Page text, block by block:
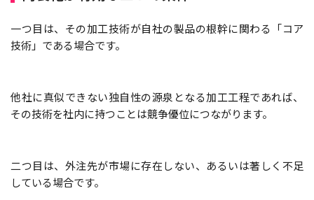
一つ目は、その加工技術が自社の製品の根幹に関わる「コア
技術」である場合です。
他社に真似できない独自性の源泉となる加工工程であれば、
その技術を社内に持つことは競争優位につながります。
二つ目は、外注先が市場に存在しない、あるいは著しく不足
している場合です。